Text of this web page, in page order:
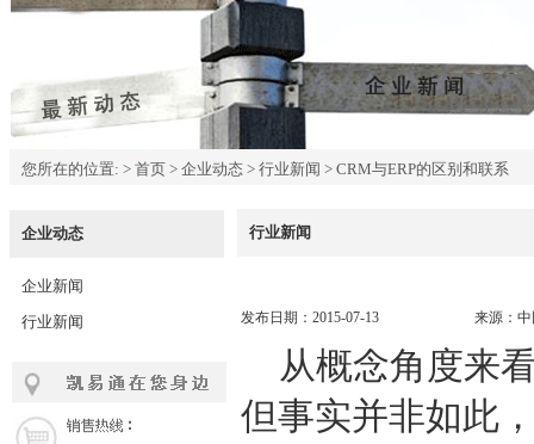
您所在的位置: > 首页 > 企业动态 > 行业新闻 > CRM与ERP的区别和联系
企业动态
企业新闻
行业新闻
行业新闻
发布日期：2015-07-13 来源：
从概念角度来
但事实并非如此